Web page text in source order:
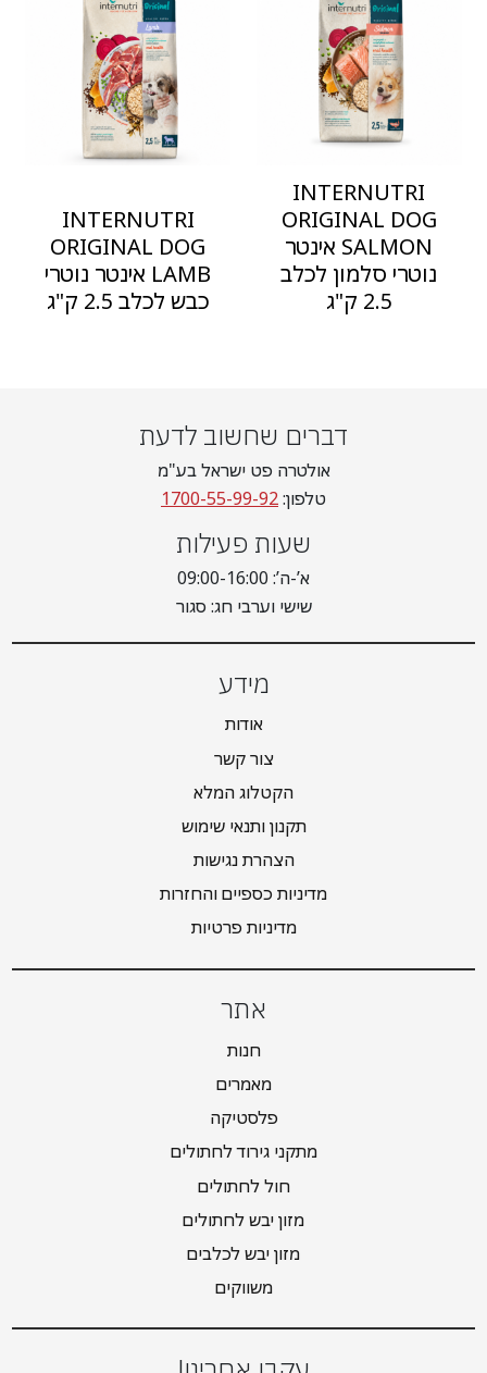
INTERNUTRI
ORIGINAL DOG
SALMON אינטר
נוטרי סלמון לכלב
2.5 ק"ג
INTERNUTRI
ORIGINAL DOG
LAMB אינטר נוטרי
כבש לכלב 2.5 ק"ג
דברים שחשוב לדעת
אולטרה פט ישראל בע"מ
טלפון:1700-55-99-92
שעות פעילות
א’-ה’: 09:00-16:00
שישי וערבי חג: סגור
מידע
אודות
צור קשר
הקטלוג המלא
תקנון ותנאי שימוש
הצהרת נגישות
מדיניות כספיים והחזרות
מדיניות פרטיות
אתר
חנות
מאמרים
פלסטיקה
מתקני גירוד לחתולים
חול לחתולים
מזון יבש לחתולים
מזון יבש לכלבים
משווקים